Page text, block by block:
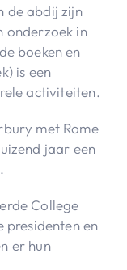
de abdij zijn
onderzoek in
boeken en
is een
activiteiten.
met Rome
jaar een
College
presidenten en
er hun